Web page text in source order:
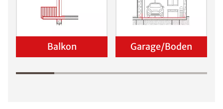
Balkon Garage/Boden